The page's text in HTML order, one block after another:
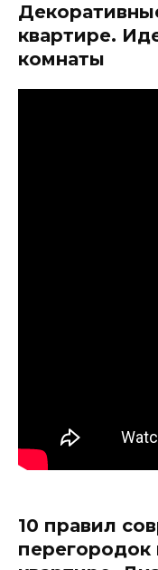
квартире.
комнаты
10 правил
перегородок